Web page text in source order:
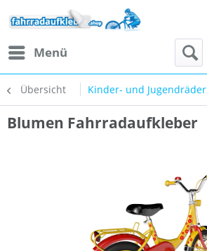
Menü
Übersicht Kinder- und Jugendräder
Blumen Fahrradaufkleber